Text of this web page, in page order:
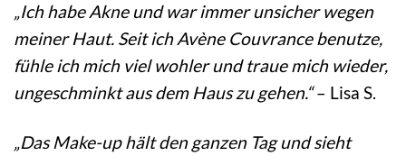
„Ich habe Akne und war immer unsicher wegen
meiner Haut. Seit ich Avène Couvrance benutze,
fühle ich mich viel wohler und traue mich wieder,
ungeschminkt aus dem Haus zu gehen.“– Lisa S.
„Das Make-up hält den ganzen Tag und sieht